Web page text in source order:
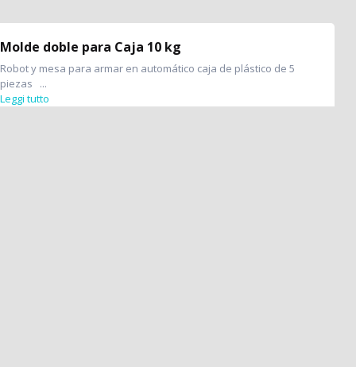
Molde doble para Caja 10 kg
Robot y mesa para armar en automático caja de plástico de 5
piezas ...
Leggi tutto